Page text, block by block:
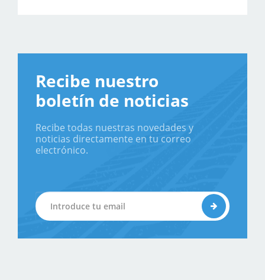
Recibe nuestro
boletín de noticias
Recibe todas nuestras novedades y
noticias directamente en tu correo
electrónico.